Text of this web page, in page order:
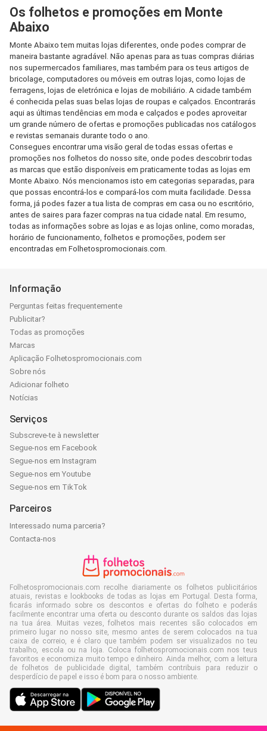
Os folhetos e promoções em Monte
Abaixo
Monte Abaixo tem muitas lojas diferentes, onde podes comprar de
maneira bastante agradável. Não apenas para as tuas compras diárias
nos supermercados familiares, mas também para os teus artigos de
bricolage, computadores ou móveis em outras lojas, como lojas de
ferragens, lojas de eletrónica e lojas de mobiliário. A cidade também
é conhecida pelas suas belas lojas de roupas e calçados. Encontrarás
aqui as últimas tendências em moda e calçados e podes aproveitar
um grande número de ofertas e promoções publicadas nos catálogos
e revistas semanais durante todo o ano.
Consegues encontrar uma visão geral de todas essas ofertas e
promoções nos folhetos do nosso site, onde podes descobrir todas
as marcas que estão disponíveis em praticamente todas as lojas em
Monte Abaixo. Nós mencionamos isto em categorias separadas, para
que possas encontrá-los e compará-los com muita facilidade. Dessa
forma, já podes fazer a tua lista de compras em casa ou no escritório,
antes de saires para fazer compras na tua cidade natal. Em resumo,
todas as informações sobre as lojas e as lojas online, como moradas,
horário de funcionamento, folhetos e promoções, podem ser
encontradas em Folhetospromocionais.com.
Informação
Perguntas feitas frequentemente
Publicitar?
Todas as promoções
Marcas
Aplicação Folhetospromocionais.com
Sobre nós
Adicionar folheto
Notícias
Serviços
Subscreve-te à newsletter
Segue-nos em Facebook
Segue-nos em Instagram
Segue-nos em Youtube
Segue-nos em TikTok
Parceiros
Interessado numa parceria?
Contacta-nos
Folhetospromocionais.com recolhe diariamente os folhetos publicitários
atuais, revistas e lookbooks de todas as lojas em Portugal. Desta forma,
ficarás informado sobre os descontos e ofertas do folheto e poderás
facilmente encontrar uma oferta ou desconto durante os saldos das lojas
na tua área. Muitas vezes, folhetos mais recentes são colocados em
primeiro lugar no nosso site, mesmo antes de serem colocados na tua
caixa de correio, e é claro que também podem ser visualizados no teu
trabalho, escola ou na loja. Coloca folhetospromocionais.com nos teus
favoritos e economiza muito tempo e dinheiro. Ainda melhor, com a leitura
de folhetos de publicidade digital, também contribuis para reduzir o
desperdício de papel e isso é bom para o nosso ambiente.